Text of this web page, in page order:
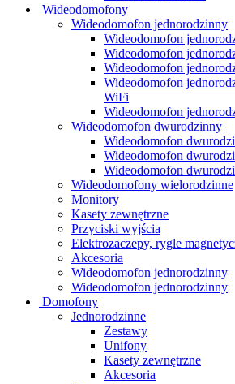
Wideodomofony
Wideodomofon jednorodzinny
Wideodomofon
Wideodomofon
Wideodomofon
Wideodomofon
WiFi
Wideodomofon
Wideodomofon dwurodzinny
Wideodomofon
Wideodomofon
Wideodomofon
Wideodomofony wielorodzinne
Monitory
Kasety zewnętrzne
Przyciski wyjścia
Elektrozaczepy, rygle
Akcesoria
Wideodomofon jednorodzinny
Wideodomofon jednorodzinny
Domofony
Jednorodzinne
Zestawy
Unifony
Kasety zewnętrzne
Akcesoria